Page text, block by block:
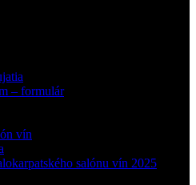
– formulár
vín
salónu vín 2025